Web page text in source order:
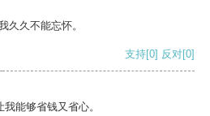
久久不能忘怀。
支持[0] 反对[0]
能够省钱又省心。